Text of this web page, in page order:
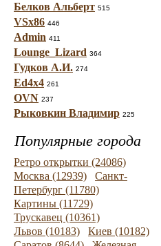
Белков Альберт 515
VSx86 446
Admin 411
Lounge_Lizard 364
Гудков А.И. 274
Ed4x4 261
OVN 237
Рыковкин Владимир 225
Популярные города
Ретро открытки (24086)
Москва (12939)
Санкт-
Петербург (11780)
Картины (11729)
Трускавец (10361)
Львов (10183)
Киев (10182)